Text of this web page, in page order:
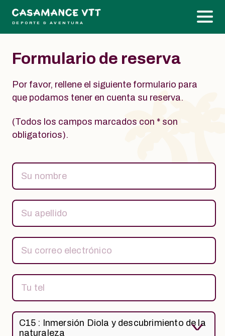
DEPORTE & AVENTURA
Formulario de reserva
Por favor, rellene el siguiente formulario para
que podamos tener en cuenta su reserva.
(Todos los campos marcados con * son
obligatorios).
C15 : Inmersión Diola y descubrimiento de la
naturaleza